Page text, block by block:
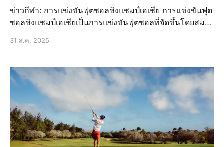
ข่าวกีฬา: การแข่งขันฟุตซอลชิงแชมป์เอเชีย การแข่งขันฟุต
ซอลชิงแชมป์เอเชียเป็นการแข่งขันฟุตซอลที่จัดขึ้นโดยสมา
ทีมฟุตซอลในเอเชีย โดยมีทีมชาติจากทั่วทั้งทวีปเข้าร่วม
31 ส.ค. 2025